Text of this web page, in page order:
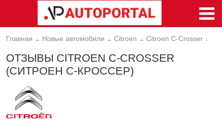
Главная → Новые автомобили → Citroen → Citroen C-Crosser ↓
ОТЗЫВЫ CITROEN C-CROSSER
(СИТРОЕН С-КРОССЕР)